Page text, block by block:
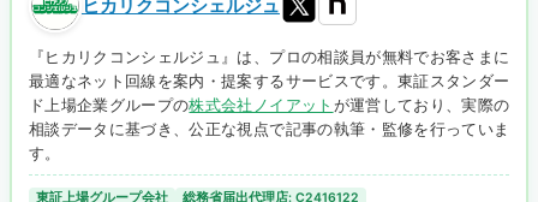
ヒカリクコンシェルジュ
『ヒカリクコンシェルジュ』は、プロの相談員が無料でお客さまに
最適なネット回線を案内・提案するサービスです。東証スタンダー
ド上場企業グループの株式会社ノイアット が運営しており、実際の
相談データに基づき、公正な視点で記事の執筆・監修を行っていま
す。
東証上場グループ会社 総務省届出代理店: C2416122